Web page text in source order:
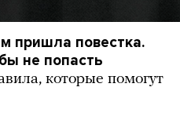
пришла повестка.
не попасть
которые помогут